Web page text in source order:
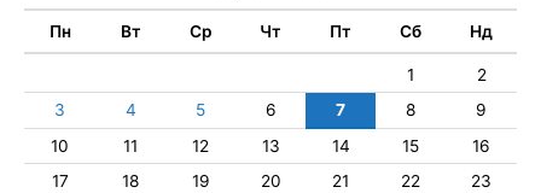
Пн Вт Ср Чт Пт Сб Нд
1
2
3
4 5 6 7 8
9
10
11 12 13 14 15
16
17
18 19 20 21 22
23